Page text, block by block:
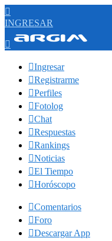

INGRESAR

Ingresar
Registrarme
Perfiles
Fotolog
Chat
Respuestas
Rankings
Noticias
El Tiempo
Horóscopo
Comentarios
Foro
Descargar App